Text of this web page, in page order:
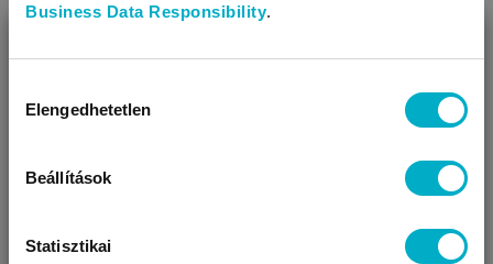
Business Data Responsibility.
kiválasztása
Elengedhetetlen
Beállítások
Statisztikai
Úgy látjuk, most jársz nálunk először!